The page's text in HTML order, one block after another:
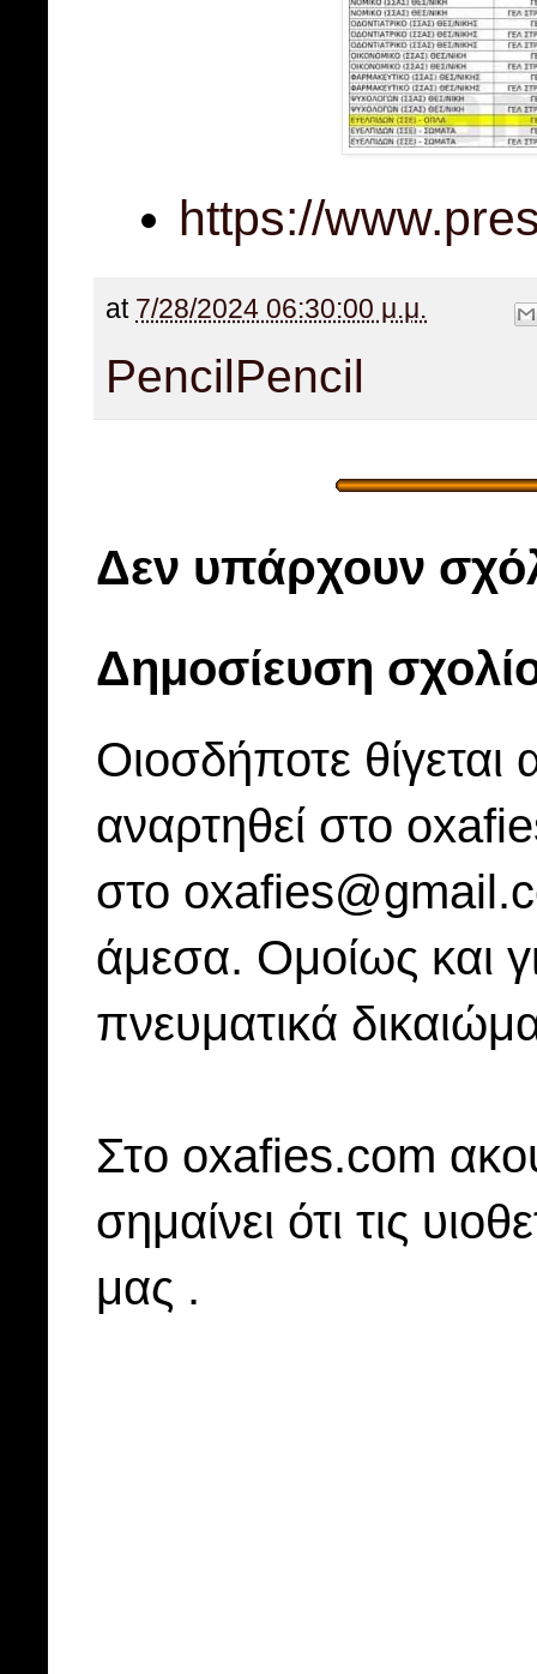
https://
at 7/28/2024 06:30:00 μ.μ.
PencilPencil
Δεν υπάρχουν
Δημοσίευση
Οιοσδήποτε
αναρτηθεί στο
στο
άμεσα. Ομοίως και
πνευματικά
Στo oxafies.com
σημαίνει ότι τις
μας .